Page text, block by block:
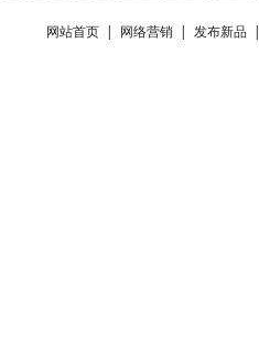
网站首页| 网络营销| 发布新品|